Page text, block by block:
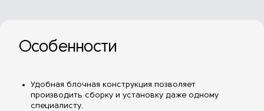
Особенности
Удобная блочная конструкция позволяет
производить сборку и установку даже одному
специалисту.